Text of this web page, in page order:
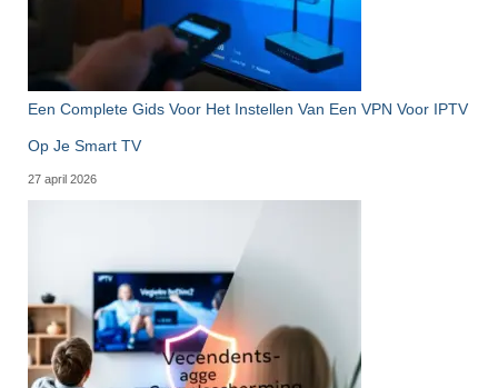
Een Complete Gids Voor Het Instellen Van Een VPN Voor IPTV
Op Je Smart TV
27 april 2026